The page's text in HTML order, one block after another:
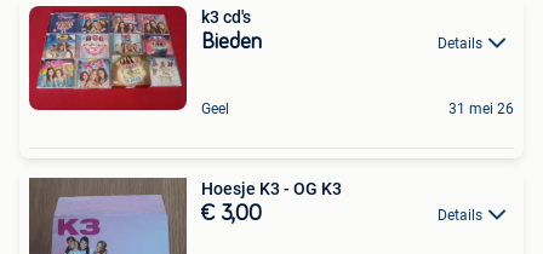
k3 cd's
Bieden Details
Geel 31 mei 26
Hoesje K3 - OG K3
€ 3,00 Details